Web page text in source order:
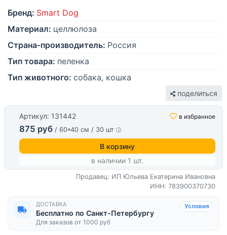
Бренд: Smart Dog
Материал: целлюлоза
Страна-производитель: Россия
Тип товара: пеленка
Тип животного: собака, кошка
поделиться
Артикул: 131442 в избранное
875 руб / 60*40 см / 30 шт
В корзину
в наличии 1 шт.
Продавец: ИП Юльева Екатерина Ивановна
ИНН: 783900370730
ДОСТАВКА
Бесплатно по Санкт-Петербургу
Для заказов от 1000 руб
Условия